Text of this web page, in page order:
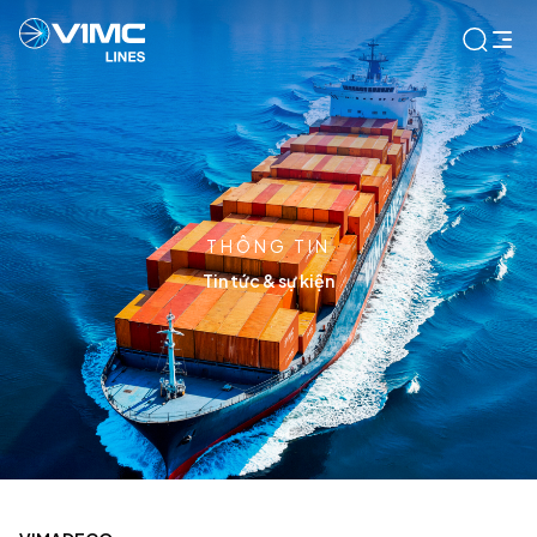
THÔNG TIN
Tin tức & sự kiện